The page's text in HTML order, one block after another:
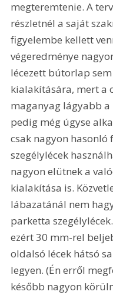
megteremtenie. A
részletnél a saját
figyelembe kellett
végeredménye
lécezett bútorlap
kialakítására, mert a
maganyag lágyabb
pedig még úgyse
csak nagyon
szegélylécek
nagyon elütnek a
kialakítása is.
lábazatánál nem
parketta
ezért 30 mm-rel
oldalsó lécek hátsó
legyen. (Én erről
később nagyon